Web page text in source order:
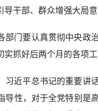
干部、群众增强大局
部门要认真贯彻中央政
抓好后两个月的各项
习近平总书记的重要讲
导性，对于全党特别是